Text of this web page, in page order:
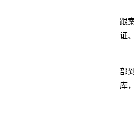
跟
证
部
库